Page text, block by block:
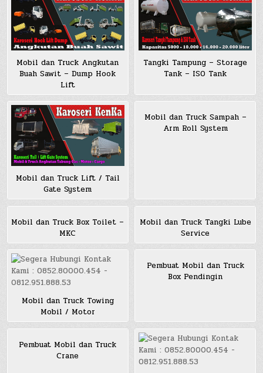
Mobil dan Truck Angkutan
Buah Sawit – Dump Hook
Lift
Tangki Tampung – Storage
Tank – ISO Tank
Mobil dan Truck Lift / Tail
Gate System
Mobil dan Truck Sampah –
Arm Roll System
Mobil dan Truck Box Toilet –
MKC
Mobil dan Truck Tangki Lube
Service
Mobil dan Truck Towing
Mobil / Motor
Pembuat Mobil dan Truck
Box Pendingin
Pembuat Mobil dan Truck
Crane